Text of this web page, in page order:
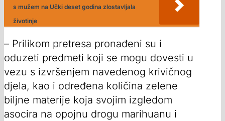
s mužem na Učki deset godina zlostavljala
životinje
– Prilikom pretresa pronađeni su i
oduzeti predmeti koji se mogu dovesti u
vezu s izvršenjem navedenog krivičnog
djela, kao i određena količina zelene
biljne materije koja svojim izgledom
asocira na opojnu drogu marihuanu i